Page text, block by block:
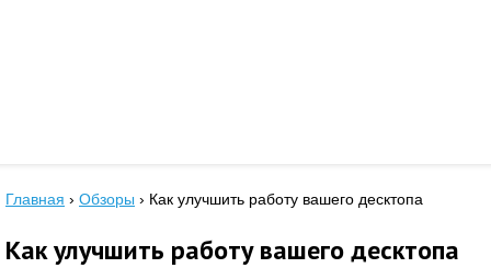
Главная › Обзоры › Как улучшить работу вашего десктопа
Как улучшить работу вашего десктопа